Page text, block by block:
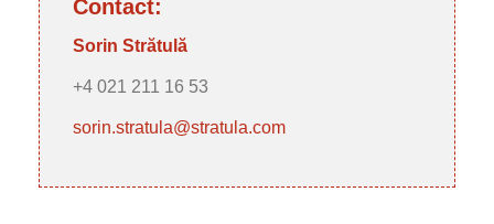
Contact:
Sorin Strătulă
+4 021 211 16 53
sorin.stratula@stratula.com